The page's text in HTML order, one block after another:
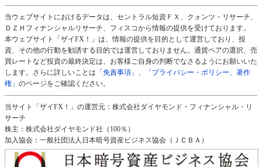
当ウェブサイトにおけるデータは、セントラル短資ＦＸ、クォンツ・リサーチ、
ＤＺＨフィナンシャルリサーチ、フィスコから情報の提供を受けております。
本ウェブサイト「ザイFX！」は、情報の提供を目的として運営しており、投
資、その他の行動を勧誘する目的では運営しておりません。通貨ペアの選択、売
買レートなど投資の最終決定は、お客様ご自身の判断でなさるようにお願いいた
します。さらに詳しいことは 「免責事項」
「プライバシー・ポリシー、著作
権」 のページをご確認ください。
当サイト「ザイFX！」の運営元：株式会社ダイヤモンド・フィナンシャル・リ
サーチ
株主：株式会社ダイヤモンド社（100％）
加入協会：一般社団法人日本暗号資産ビジネス協会（ＪＣＢＡ）